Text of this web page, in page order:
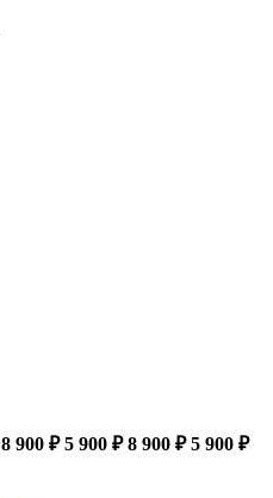
8 900 ₽ 5 900 ₽ 8 900 ₽ 5 900 ₽